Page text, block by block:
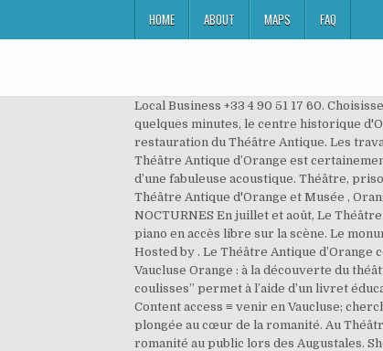
HOME ABOUT MAPS FAQ
Local Business +33 4 90 51 17 60.
quelques minutes, le centre historique
restauration du Théâtre Antique. Les
Théâtre Antique d’Orange est
d’une fabuleuse acoustique. Théâtre,
Théâtre Antique d'Orange et Musée ,
NOCTURNES En juillet et août, Le
piano en accès libre sur la scène. Le
Hosted by . Le Théâtre Antique
Vaucluse Orange : à la découverte du
coulisses” permet à l’aide d’un livret
Content access ≡ venir en Vaucluse;
plongée au cœur de la romanité. Au
romanité au public lors des Augustales.